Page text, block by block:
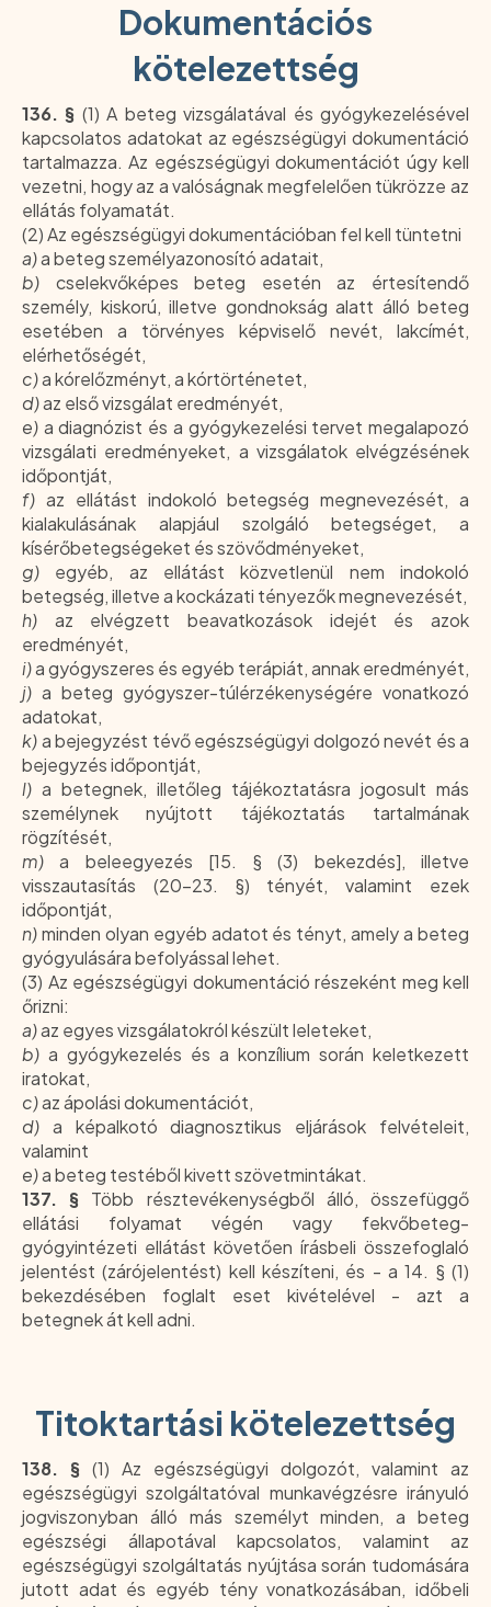
Dokumentációs
kötelezettség
136. § (1) A beteg vizsgálatával és gyógykezelésével
kapcsolatos adatokat az egészségügyi dokumentáció
tartalmazza. Az egészségügyi dokumentációt úgy kell
vezetni, hogy az a valóságnak megfelelően tükrözze az
ellátás folyamatát.
(2) Az egészségügyi dokumentációban fel kell tüntetni
a)a beteg személyazonosító adatait,
b) cselekvőképes beteg esetén az értesítendő
személy, kiskorú, illetve gondnokság alatt álló beteg
esetében a törvényes képviselő nevét, lakcímét,
elérhetőségét,
c)a kórelőzményt, a kórtörténetet,
d)az első vizsgálat eredményét,
e) a diagnózist és a gyógykezelési tervet megalapozó
vizsgálati eredményeket, a vizsgálatok elvégzésének
időpontját,
f) az ellátást indokoló betegség megnevezését, a
kialakulásának alapjául szolgáló betegséget, a
kísérőbetegségeket és szövődményeket,
g) egyéb, az ellátást közvetlenül nem indokoló
betegség, illetve a kockázati tényezők megnevezését,
h) az elvégzett beavatkozások idejét és azok
eredményét,
i)a gyógyszeres és egyéb terápiát, annak eredményét,
j) a beteg gyógyszer-túlérzékenységére vonatkozó
adatokat,
k)a bejegyzést tévő egészségügyi dolgozó nevét és a
bejegyzés időpontját,
l) a betegnek, illetőleg tájékoztatásra jogosult más
személynek nyújtott tájékoztatás tartalmának
rögzítését,
m)a beleegyezés [15. § (3) bekezdés], illetve
visszautasítás (20-23. §) tényét, valamint ezek
időpontját,
n)minden olyan egyéb adatot és tényt, amely a beteg
gyógyulására befolyással lehet.
(3) Az egészségügyi dokumentáció részeként meg kell
őrizni:
a)az egyes vizsgálatokról készült leleteket,
b) a gyógykezelés és a konzílium során keletkezett
iratokat,
c)az ápolási dokumentációt,
d) a képalkotó diagnosztikus eljárások felvételeit,
valamint
e)a beteg testéből kivett szövetmintákat.
137. § Több résztevékenységből álló, összefüggő
ellátási folyamat végén vagy fekvőbeteg-
gyógyintézeti ellátást követően írásbeli összefoglaló
jelentést (zárójelentést) kell készíteni, és - a 14. § (1)
bekezdésében foglalt eset kivételével - azt a
betegnek át kell adni.
Titoktartási kötelezettség
138. § (1) Az egészségügyi dolgozót, valamint az
egészségügyi szolgáltatóval munkavégzésre irányuló
jogviszonyban álló más személyt minden, a beteg
egészségi állapotával kapcsolatos, valamint az
egészségügyi szolgáltatás nyújtása során tudomására
jutott adat és egyéb tény vonatkozásában, időbeli